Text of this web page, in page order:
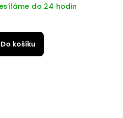
do 24 hodin
Do košíku